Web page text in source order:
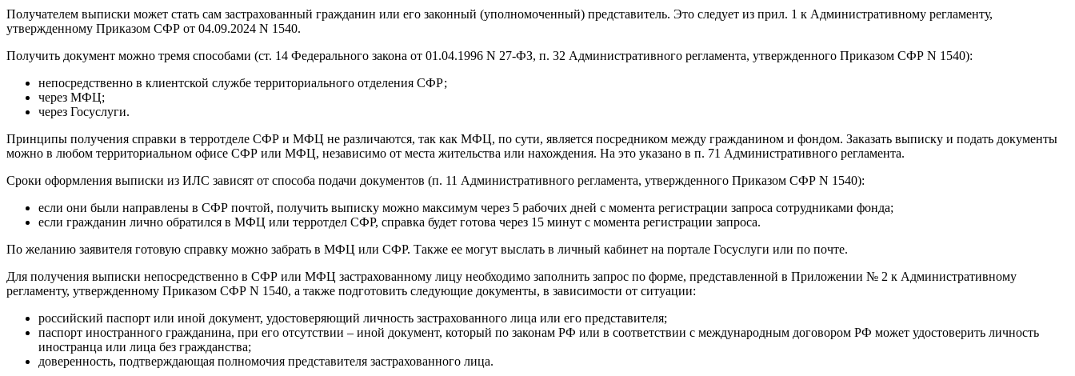
Получателем выписки может стать сам застрахованный гражданин или его законный (уполномоченный) представитель. Это следует из прил. 1 к Административному регламенту,
утвержденному Приказом СФР от 04.09.2024 N 1540.
Получить документ можно тремя способами (ст. 14 Федерального закона от 01.04.1996 N 27-ФЗ, п. 32 Административного регламента, утвержденного Приказом СФР N 1540):
непосредственно в клиентской службе территориального отделения СФР;
через МФЦ;
через Госуслуги.
Принципы получения справки в терротделе СФР и МФЦ не различаются, так как МФЦ, по сути, является посредником между гражданином и фондом. Заказать выписку и подать документы
можно в любом территориальном офисе СФР или МФЦ, независимо от места жительства или нахождения. На это указано в п. 71 Административного регламента.
Сроки оформления выписки из ИЛС зависят от способа подачи документов (п. 11 Административного регламента, утвержденного Приказом СФР N 1540):
если они были направлены в СФР почтой, получить выписку можно максимум через 5 рабочих дней с момента регистрации запроса сотрудниками фонда;
если гражданин лично обратился в МФЦ или терротдел СФР, справка будет готова через 15 минут с момента регистрации запроса.
По желанию заявителя готовую справку можно забрать в МФЦ или СФР. Также ее могут выслать в личный кабинет на портале Госуслуги или по почте.
Для получения выписки непосредственно в СФР или МФЦ застрахованному лицу необходимо заполнить запрос по форме, представленной в Приложении № 2 к Административному
регламенту, утвержденному Приказом СФР N 1540, а также подготовить следующие документы, в зависимости от ситуации:
российский паспорт или иной документ, удостоверяющий личность застрахованного лица или его представителя;
паспорт иностранного гражданина, при его отсутствии – иной документ, который по законам РФ или в соответствии с международным договором РФ может удостоверить личность
иностранца или лица без гражданства;
доверенность, подтверждающая полномочия представителя застрахованного лица.